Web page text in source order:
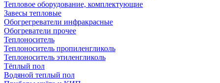
Тепловое оборудование, комплектующие
Завесы тепловые
Обогрегреватели инфракрасные
Обогреватели прочее
Теплоноситель
Теплоноситель пропиленгликоль
Теплоноситель этиленгликоль
Тёплый пол
Водяной теплый пол